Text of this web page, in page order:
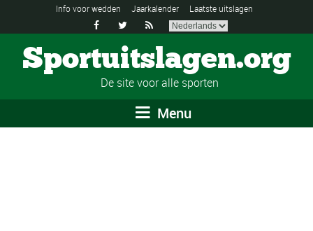
Info voor wedden Jaarkalender Laatste uitslagen
  
Sportuitslagen.org
De site voor alle sporten
Menu